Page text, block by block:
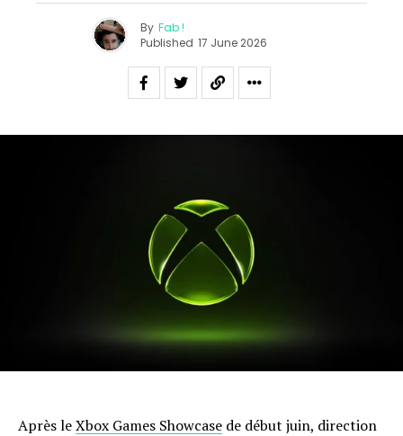
By Fab !
Published 17 June 2026
Après leXbox Games Showcase de début juin, direction